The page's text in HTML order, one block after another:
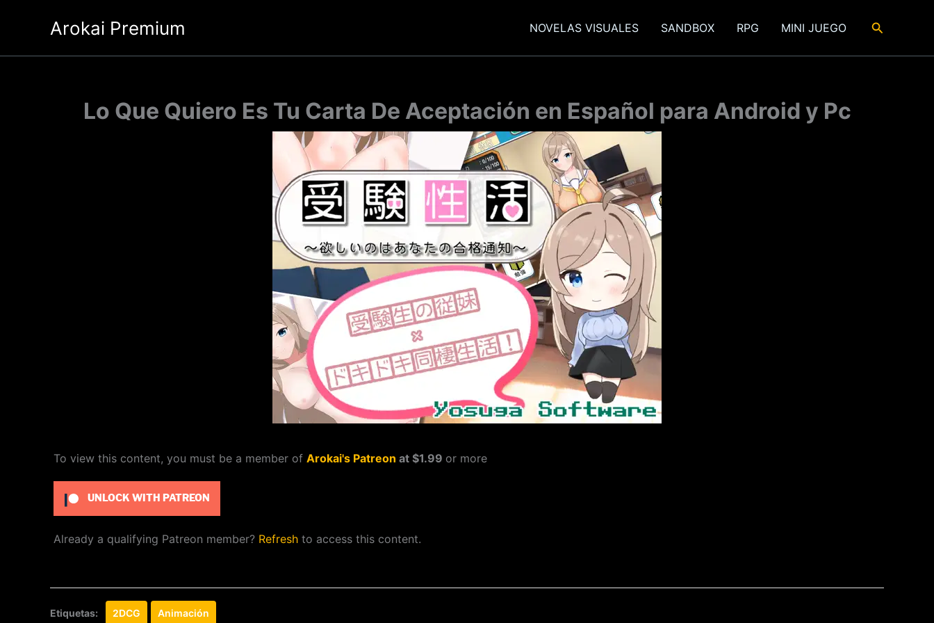
Arokai Premium NOVELAS VISUALES SANDBOX RPG MINI JUEGO Buscar
Lo Que Quiero Es Tu Carta De Aceptación en Español para Android y Pc
To view this content, you must be a member of Arokai's Patreon at $1.99 or more
UNLOCK WITH PATREON
Already a qualifying Patreon member? Refresh to access this content.
Etiquetas: 2DCG Animación